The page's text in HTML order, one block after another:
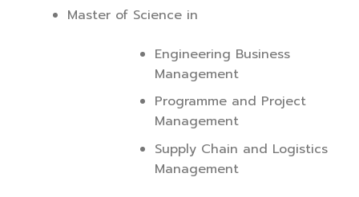
Master of Science in
Engineering Business
Management
Programme and Project
Management
Supply Chain and Logistics
Management